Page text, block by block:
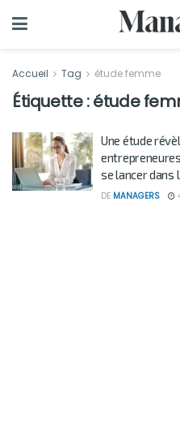
Accueil Tag étude femme
Étiquette :étude
Une étude
se lancer dans
DE MANAGERS